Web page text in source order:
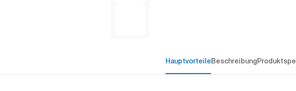
HauptvorteileBeschreibung